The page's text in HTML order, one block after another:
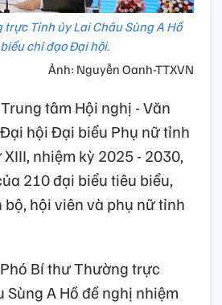
trực Tỉnh ủy Lai Châu Sùng A Hồ
chỉ đạo Đại hội.
Ảnh: Nguyễn Oanh-TTXVN
tâm Hội nghị - Văn
hội Đại biểu Phụ nữ tỉnh
nhiệm kỳ 2025 - 2030,
210 đại biểu tiêu biểu,
hội viên và phụ nữ tỉnh
Bí thư Thường trực
Sùng A Hồ đề nghị nhiệm